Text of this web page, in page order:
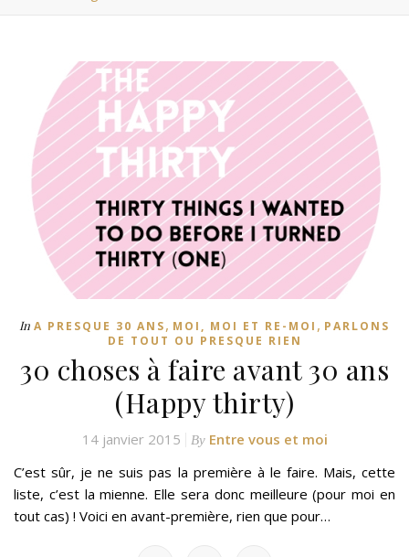
In A PRESQUE 30 ANS, MOI, MOI ET RE-MOI , PARLONS
DE TOUT OU PRESQUE RIEN
30 choses à faire avant 30 ans
(Happy thirty)
14 janvier 2015 By Entre vous et moi
C’est sûr, je ne suis pas la première à le faire. Mais, cette
liste, c’est la mienne. Elle sera donc meilleure (pour moi en
tout cas) ! Voici en avant-première, rien que pour…